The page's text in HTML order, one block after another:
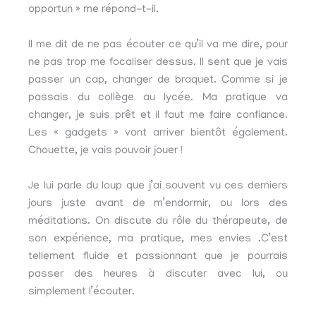
opportun » me répond-t-il.
Il me dit de ne pas écouter ce qu’il va me dire, pour
ne pas trop me focaliser dessus. Il sent que je vais
passer un cap, changer de braquet. Comme si je
passais du collège au lycée. Ma pratique va
changer, je suis prêt et il faut me faire confiance.
Les « gadgets » vont arriver bientôt également.
Chouette, je vais pouvoir jouer !
Je lui parle du loup que j’ai souvent vu ces derniers
jours juste avant de m’endormir, ou lors des
méditations. On discute du rôle du thérapeute, de
son expérience, ma pratique, mes envies .C’est
tellement fluide et passionnant que je pourrais
passer des heures à discuter avec lui, ou
simplement l’écouter.